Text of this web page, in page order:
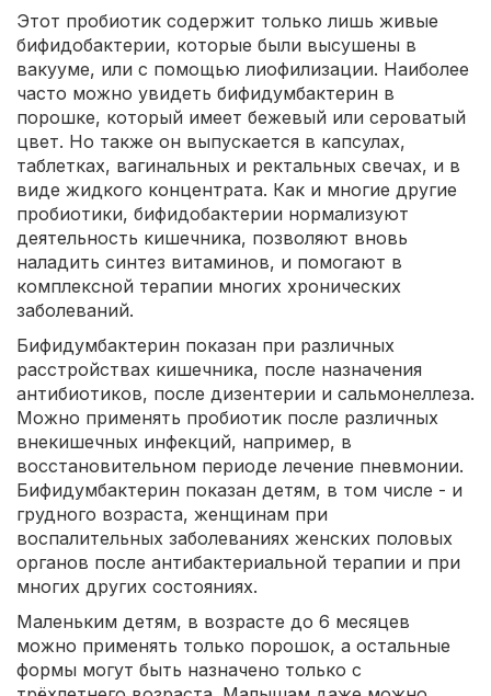
Этот пробиотик содержит только лишь живые
бифидобактерии, которые были высушены в
вакууме, или с помощью лиофилизации. Наиболее
часто можно увидеть бифидумбактерин в
порошке, который имеет бежевый или сероватый
цвет. Но также он выпускается в капсулах,
таблетках, вагинальных и ректальных свечах, и в
виде жидкого концентрата. Как и многие другие
пробиотики, бифидобактерии нормализуют
деятельность кишечника, позволяют вновь
наладить синтез витаминов, и помогают в
комплексной терапии многих хронических
заболеваний.
Бифидумбактерин показан при различных
расстройствах кишечника, после назначения
антибиотиков, после дизентерии и сальмонеллеза.
Можно применять пробиотик после различных
внекишечных инфекций, например, в
восстановительном периоде лечение пневмонии.
Бифидумбактерин показан детям, в том числе - и
грудного возраста, женщинам при
воспалительных заболеваниях женских половых
органов после антибактериальной терапии и при
многих других состояниях.
Маленьким детям, в возрасте до 6 месяцев
можно применять только порошок, а остальные
формы могут быть назначено только с